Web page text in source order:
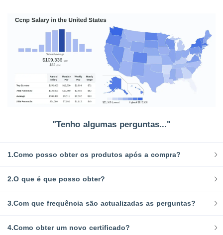
"Tenho algumas perguntas..."
1.Como posso obter os produtos após a compra?
2.O que é que posso obter?
3.Com que frequência são actualizadas as perguntas?
4.Como obter um novo certificado?